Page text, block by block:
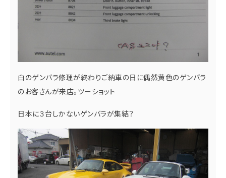
白のゲンバラ修理が終わりご納車の日に偶然黄色のゲンバラ
のお客さんが来店。ツーショット
日本に３台しかないゲンバラが集結？